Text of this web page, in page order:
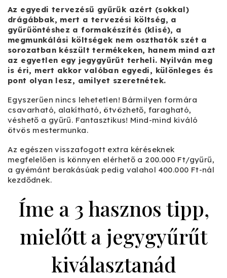
Az egyedi tervezésű gyűrűk azért (sokkal)
drágábbak, mert a tervezési költség, a
gyűrűöntéshez a formakészítés (klisé), a
megmunkálási költségek nem oszthatók szét a
sorozatban készült termékeken, hanem mind azt
az egyetlen egy jegygyűrűt terheli. Nyilván meg
is éri, mert akkor valóban egyedi, különleges és
pont olyan lesz, amilyet szeretnétek.
Egyszerűen nincs lehetetlen! Bármilyen formára
csavarható, alakítható, ötvözhető, faragható,
véshető a gyűrű. Fantasztikus! Mind-mind kiváló
ötvös mestermunka.
Az egészen visszafogott extra kéréseknek
megfelelően is könnyen elérhető a 200.000 Ft/gyűrű,
a gyémánt berakásúak pedig valahol 400.000 Ft-nál
kezdődnek.
Íme a 3 hasznos tipp,
mielőtt a jegygyűrűt
kiválasztanád